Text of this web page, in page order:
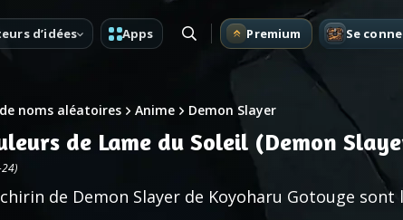
d’idées Apps Premium Se
noms aléatoires Anime Demon Slayer
de Lame du Soleil (Demon
de Demon Slayer de Koyoharu Gotouge sont